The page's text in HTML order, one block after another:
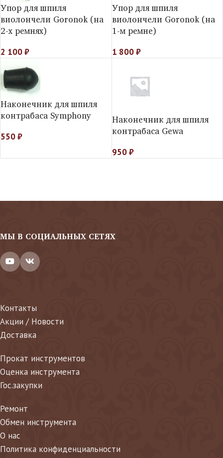
Упор для шпиля
виолончели Goronok (на
2-х ремнях)
2 100₽
Упор для шпиля
виолончели Goronok (на
1-м ремне)
1 800₽
Наконечник для шпиля
контрабаса Symphony
550₽
Наконечник для шпиля
контрабаса Gewa
950₽
МЫ В СОЦИАЛЬНЫХ СЕТЯХ
Контакты
Акции / Новости
Доставка
Прокат инструментов
Оценка инструмента
Гос.закупки
Ремонт
Обмен инструмента
О нас
Политика конфиденциальности